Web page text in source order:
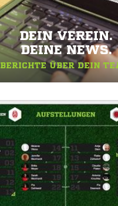
DEIN VEREIN.
DEINE NEWS.
BERICHTE ÜBER DEIN